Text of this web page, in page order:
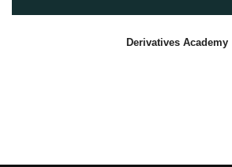
Derivatives Academy